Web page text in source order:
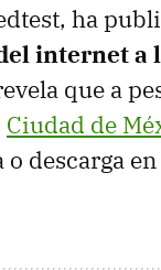
ha
internet a
que a
Ciudad de
o descarga